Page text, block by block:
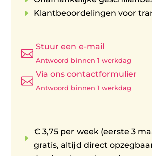
E Klantbeoordelingen voor

Stuur een e-mail
Antwoord binnen 1 werkdag

Via ons contactformulier
Antwoord binnen 1 werkdag
E
€ 3,75 per week (eerste 3
gratis, altijd direct